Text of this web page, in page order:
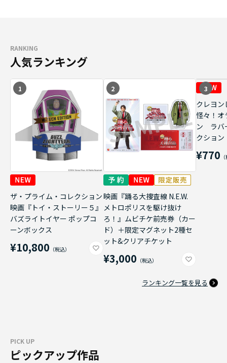
RANKING
人気ランキング
1
ザ・プライム・コレクション
映画『トイ・ストーリー５』
バズライトイヤー ポップコ
ーンボックス
¥10,800
2
映画『踊る大捜査線 N.E.W.
メトロポリスを駆け抜け
ろ！』ムビチケ前売券（カー
ド）＋限定マグネット2種セ
ット&クリアチケット
¥3,000
3
クレヨン
怪々！オ
ン ラバ
クショ
¥770
ランキング一覧を見る
PICK UP
ピックアップ作品